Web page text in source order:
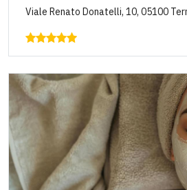
Viale Renato Donatelli, 10, 05100